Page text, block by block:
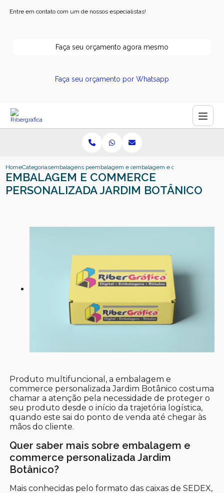
Entre em contato com um de nossos especialistas!
Faça seu orçamento agora mesmo
Faça seu orçamento por Whatsapp
HomeCategoriasembalagens personalizadasembalagem e commerce personalizada
embalagem e commerce
EMBALAGEM E COMMERCE
PERSONALIZADA JARDIM BOTÂNICO
Produto multifuncional, a embalagem e
commerce personalizada Jardim Botânico costuma
chamar a atenção pela necessidade de proteger o
seu produto desde o início da trajetória logística,
quando este sai do ponto de venda até chegar às
mãos do cliente.
Quer saber mais sobre embalagem e
commerce personalizada Jardim
Botânico?
Mais conhecidas pelo formato das caixas de SEDEX,